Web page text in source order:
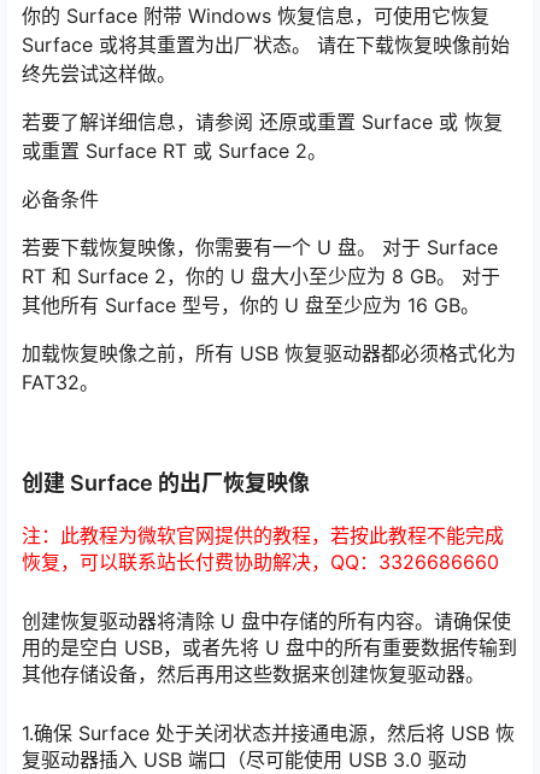
你的 Surface 附带 Windows 恢复信息，可使用它恢复
Surface 或将其重置为出厂状态。 请在下载恢复映像前始
终先尝试这样做。
若要了解详细信息，请参阅 还原或重置 Surface 或 恢复
或重置 Surface RT 或 Surface 2。
必备条件
若要下载恢复映像，你需要有一个 U 盘。 对于 Surface
RT 和 Surface 2，你的 U 盘大小至少应为 8 GB。 对于
其他所有 Surface 型号，你的 U 盘至少应为 16 GB。
加载恢复映像之前，所有 USB 恢复驱动器都必须格式化为
FAT32。
创建 Surface 的出厂恢复映像
注：此教程为微软官网提供的教程，若按此教程不能完成
恢复，可以联系站长付费协助解决，QQ：3326686660
创建恢复驱动器将清除 U 盘中存储的所有内容。请确保使
用的是空白 USB，或者先将 U 盘中的所有重要数据传输到
其他存储设备，然后再用这些数据来创建恢复驱动器。
1.确保 Surface 处于关闭状态并接通电源，然后将 USB 恢
复驱动器插入 USB 端口（尽可能使用 USB 3.0 驱动